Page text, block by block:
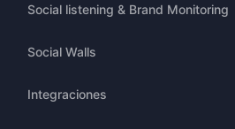
Social listening & Brand Monitoring
Social Walls
Integraciones